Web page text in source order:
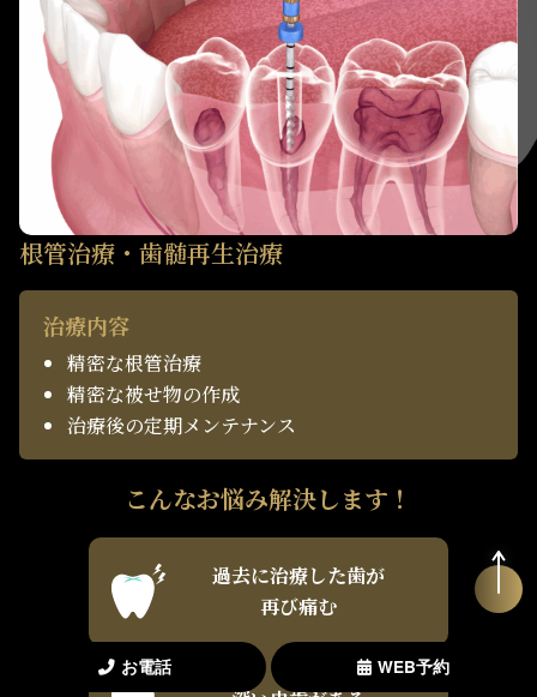
根管治療・歯髄再生治療
治療内容
精密な根管治療
精密な被せ物の作成
治療後の定期メンテナンス
こんなお悩み解決します！
過去に治療した歯が
再び痛む
お電話 WEB予約